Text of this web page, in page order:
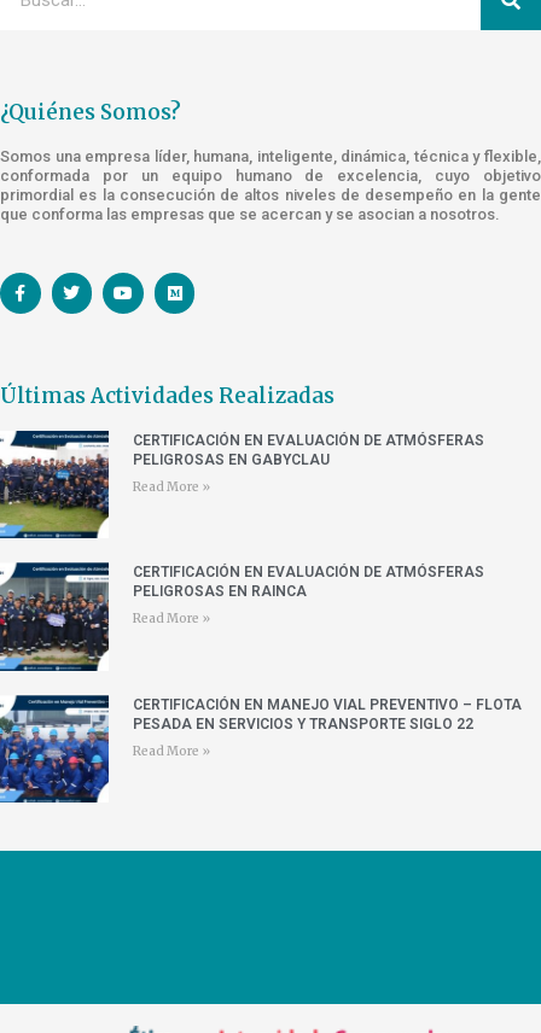
¿Quiénes Somos?
Somos una empresa líder, humana, inteligente, dinámica, técnica y flexible,
conformada por un equipo humano de excelencia, cuyo objetivo
primordial es la consecución de altos niveles de desempeño en la gente
que conforma las empresas que se acercan y se asocian a nosotros.
Últimas Actividades Realizadas
CERTIFICACIÓN EN EVALUACIÓN DE ATMÓSFERAS
PELIGROSAS EN GABYCLAU
Read More »
CERTIFICACIÓN EN EVALUACIÓN DE ATMÓSFERAS
PELIGROSAS EN RAINCA
Read More »
CERTIFICACIÓN EN MANEJO VIAL PREVENTIVO – FLOTA
PESADA EN SERVICIOS Y TRANSPORTE SIGLO 22
Read More »